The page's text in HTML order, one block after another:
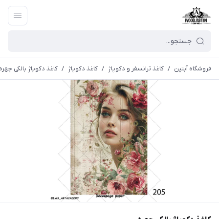
فروشگاه آبتین / كاغذ ترانسفر و دكوپاژ / کاغذ دکوپاژ / کاغذ دکوپاژ بالکی